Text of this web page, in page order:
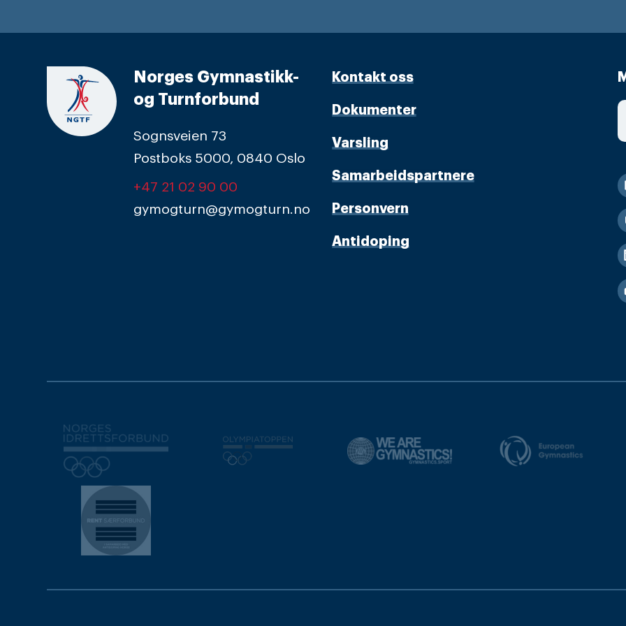
Norges Gymnastikk-
og Turnforbund
Sognsveien 73
Postboks 5000, 0840 Oslo
+47 21 02 90 00
gymogturn@gymogturn.no
Kontakt oss
Dokumenter
Varsling
Samarbeidspartnere
Personvern
Antidoping